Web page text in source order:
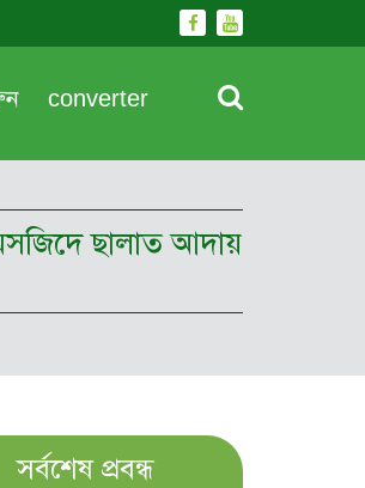
converter
ছালাত আদায়
সর্বশেষ প্রবন্ধ